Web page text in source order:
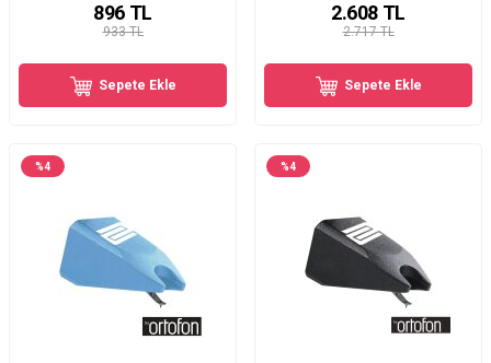
933 TL
896 TL
Sepete Ekle
2.717 TL
2.608 TL
Sepete Ekle
%4 %4